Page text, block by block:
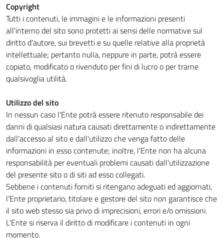
Copyright
Tutti i contenuti, le immagini e le informazioni presenti
all'interno del sito sono protetti ai sensi delle normative sul
diritto d'autore, sui brevetti e su quelle relative alla proprietà
intellettuale; pertanto nulla, neppure in parte, potrà essere
copiato, modificato o rivenduto per fini di lucro o per trarne
qualsivoglia utilità.
Utilizzo del sito
In nessun caso l'Ente potrà essere ritenuto responsabile dei
danni di qualsiasi natura causati direttamente o indirettamente
dall'accesso al sito e dall'utilizzo che venga fatto delle
informazioni in esso contenute; inoltre, l'Ente non ha alcuna
responsabilità per eventuali problemi causati dall'utilizzazione
del presente sito o di siti ad esso collegati.
Sebbene i contenuti forniti si ritengano adeguati ed aggiornati,
l'Ente proprietario, titolare e gestore del sito non garantisce che
il sito web stesso sia privo di imprecisioni, errori e/o omissioni.
L'Ente si riserva il diritto di modificare i contenuti in ogni
momento.